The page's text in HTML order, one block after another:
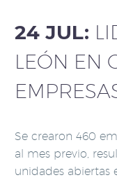
24 JUL:
LEÓN EN
Se crearon 460
al mes previo,
unidades abiertas